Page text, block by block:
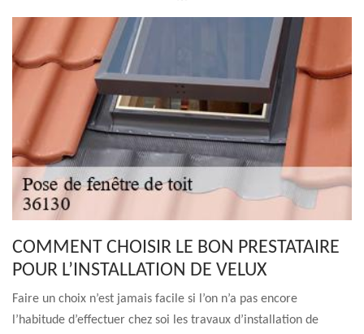
COMMENT CHOISIR LE BON PRESTATAIRE
POUR L’INSTALLATION DE VELUX
Faire un choix n’est jamais facile si l’on n’a pas encore
l’habitude d’effectuer chez soi les travaux d’installation de